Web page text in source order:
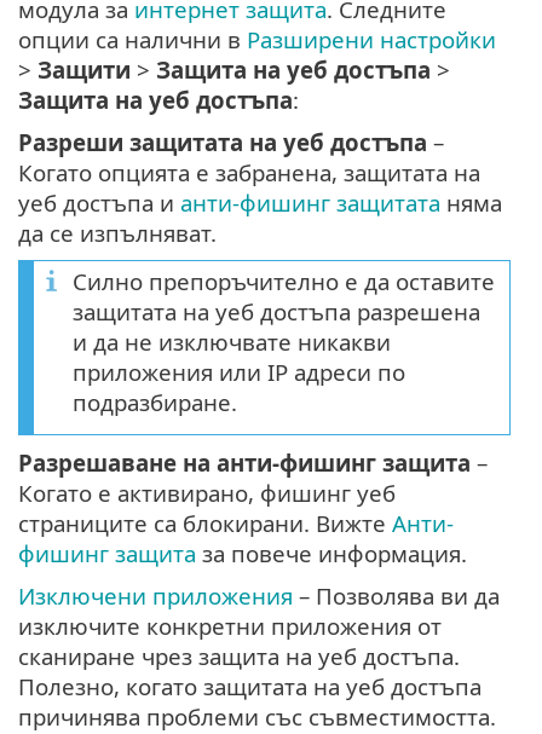
модула за интернет защита. Следните
опции са налични в Разширени настройки
> Защити > Защита на уеб достъпа >
Защита на уеб достъпа:
Разреши защитата на уеб достъпа –
Когато опцията е забранена, защитата на
уеб достъпа и анти-фишинг защитата няма
да се изпълняват.
Силно препоръчително е да оставите
защитата на уеб достъпа разрешена
и да не изключвате никакви
приложения или IP адреси по
подразбиране.
Разрешаване на анти-фишинг защита –
Когато е активирано, фишинг уеб
страниците са блокирани. Вижте Анти-
фишинг защита за повече информация.
Изключени приложения – Позволява ви да
изключите конкретни приложения от
сканиране чрез защита на уеб достъпа.
Полезно, когато защитата на уеб достъпа
причинява проблеми със съвместимостта.